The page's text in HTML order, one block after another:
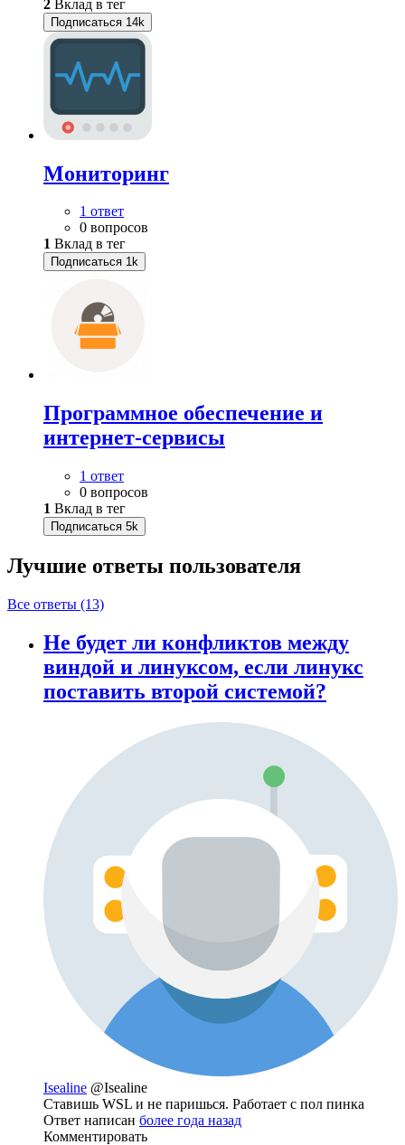
2 Вклад в тег
Подписаться 14k
Мониторинг
1 ответ
0 вопросов
1 Вклад в тег
Подписаться 1k
Программное обеспечение и
интернет-сервисы
1 ответ
0 вопросов
1 Вклад в тег
Подписаться 5k
Лучшие ответы пользователя
Все ответы (13)
Не будет ли конфликтов между
виндой и линуксом, если линукс
поставить второй системой?
Isealine @Isealine
Ставишь WSL и не паришься. Работает с пол пинка
Ответ написан более года назад
Комментировать